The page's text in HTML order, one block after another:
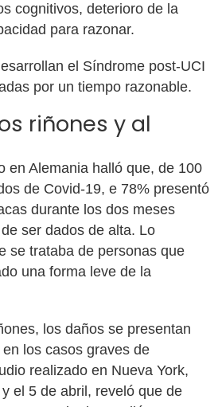
cognitivos, deterioro de la
para razonar.
el Síndrome post-UCI
por un tiempo razonable.
riñones y al
en Alemania halló que, de 100
de Covid-19, e 78% presentó
durante los dos meses
ser dados de alta. Lo
se trataba de personas que
una forma leve de la
los daños se presentan
los casos graves de
realizado en Nueva York,
el 5 de abril, reveló que de